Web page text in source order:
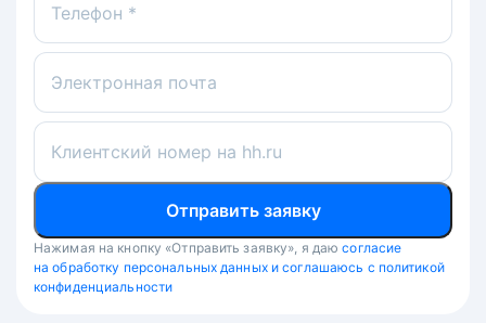
Телефон *
Электронная почта
Клиентский номер на hh.ru
Отправить заявку
Нажимая на кнопку «Отправить заявку», я даю согласие
на обработку персональных данных и соглашаюсь с политикой
конфиденциальности